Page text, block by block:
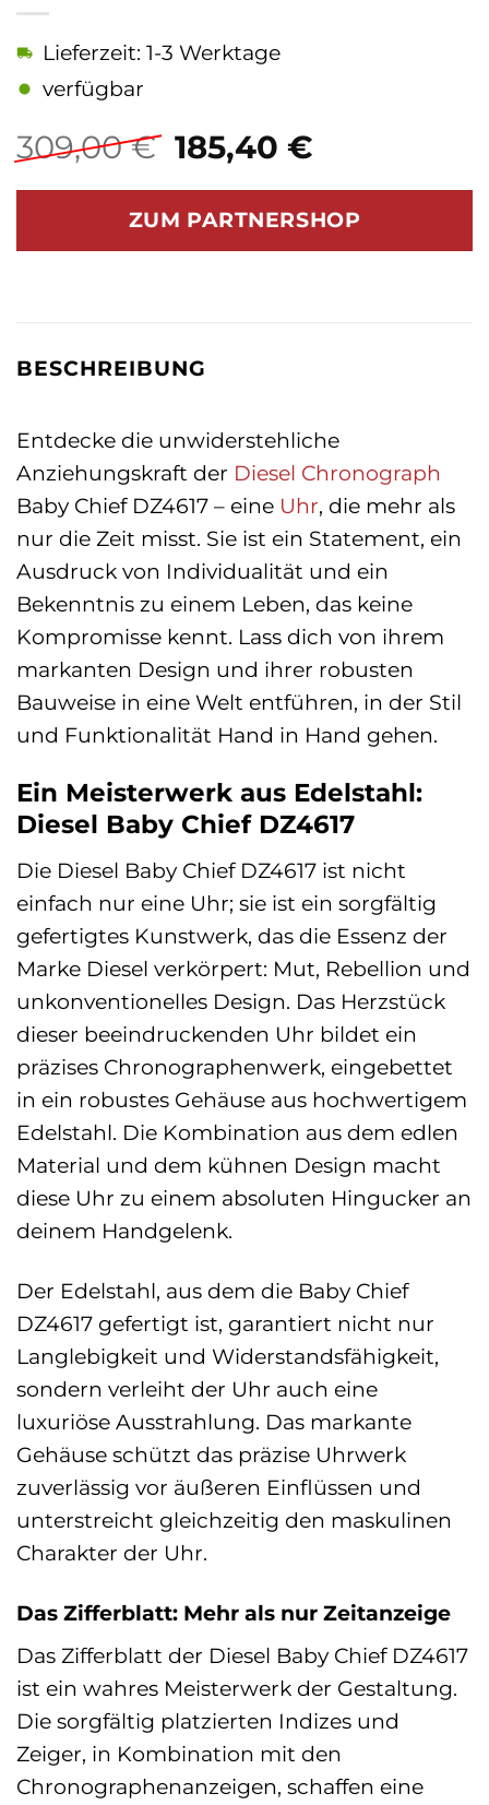
309,00€ Ursprünglicher
Preis
war:
309,00 €
185,40 €Aktueller
ist:
185,40 €.
Lieferzeit: 1-3 Werktage
verfügbar
ZUM PARTNERSHOP
BESCHREIBUNG
Entdecke die unwiderstehliche
Anziehungskraft der Diesel Chronograph
Baby Chief DZ4617 – eine Uhr, die mehr als
nur die Zeit misst. Sie ist ein Statement, ein
Ausdruck von Individualität und ein
Bekenntnis zu einem Leben, das keine
Kompromisse kennt. Lass dich von ihrem
markanten Design und ihrer robusten
Bauweise in eine Welt entführen, in der Stil
und Funktionalität Hand in Hand gehen.
Ein Meisterwerk aus Edelstahl:
Diesel Baby Chief DZ4617
Die Diesel Baby Chief DZ4617 ist nicht
einfach nur eine Uhr; sie ist ein sorgfältig
gefertigtes Kunstwerk, das die Essenz der
Marke Diesel verkörpert: Mut, Rebellion und
unkonventionelles Design. Das Herzstück
dieser beeindruckenden Uhr bildet ein
präzises Chronographenwerk, eingebettet
in ein robustes Gehäuse aus hochwertigem
Edelstahl. Die Kombination aus dem edlen
Material und dem kühnen Design macht
diese Uhr zu einem absoluten Hingucker an
deinem Handgelenk.
Der Edelstahl, aus dem die Baby Chief
DZ4617 gefertigt ist, garantiert nicht nur
Langlebigkeit und Widerstandsfähigkeit,
sondern verleiht der Uhr auch eine
luxuriöse Ausstrahlung. Das markante
Gehäuse schützt das präzise Uhrwerk
zuverlässig vor äußeren Einflüssen und
unterstreicht gleichzeitig den maskulinen
Charakter der Uhr.
Das Zifferblatt: Mehr als nur Zeitanzeige
Das Zifferblatt der Diesel Baby Chief DZ4617
ist ein wahres Meisterwerk der Gestaltung.
Die sorgfältig platzierten Indizes und
Zeiger, in Kombination mit den
Chronographenanzeigen, schaffen eine